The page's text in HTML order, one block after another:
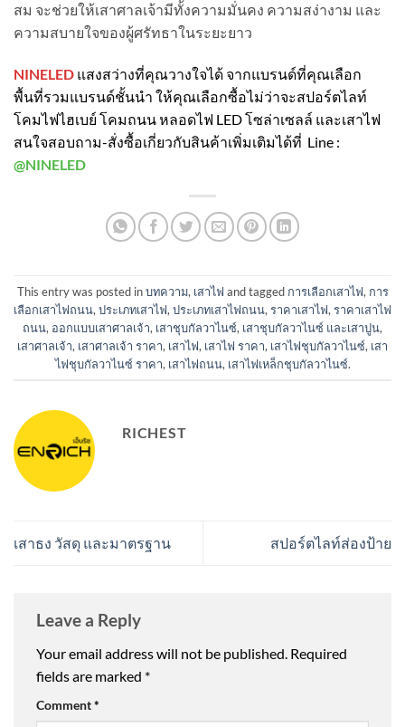
สม จะช่วยให้เสาศาลเจ้ามีทั้งความมั่นคง ความสง่างาม และ
ความสบายใจของผู้ศรัทธาในระยะยาว
NINELED แสงสว่างที่คุณวางใจได้ จากแบรนด์ที่คุณเลือก
พื้นที่รวมแบรนด์ชั้นนำ ให้คุณเลือกซื้อไม่ว่าจะสปอร์ตไลท์
โคมไฟไฮเบย์ โคมถนน หลอดไฟ LED โซล่าเซลล์ และเสาไฟ
สนใจสอบถาม-สั่งซื้อเกี่ยวกับสินค้าเพิ่มเติมได้ที่ Line :
@NINELED
This entry was posted inบทความ, เสาไฟ and tagged การเลือกเสาไฟ, การ
เลือกเสาไฟถนน, ประเภทเสาไฟ, ประเภทเสาไฟถนน, ราคาเสาไฟ, ราคาเสาไฟ
ถนน, ออกแบบเสาศาลเจ้า, เสาชุบกัลวาไนซ์, เสาชุบกัลวาไนซ์ และเสาปูน,
เสาศาลเจ้า, เสาศาลเจ้า ราคา, เสาไฟ, เสาไฟ ราคา, เสาไฟชุบกัลวาไนซ์, เสา
ไฟชุบกัลวาไนซ์ ราคา, เสาไฟถนน, เสาไฟเหล็กชุบกัลวาไนซ์.
RICHEST
เสาธง วัสดุ และมาตรฐาน สปอร์ตไลท์ส่องป้าย
Leave a Reply
Your email address will not be published. Required
fields are marked *
Comment*